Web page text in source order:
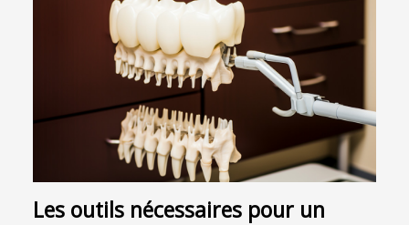
Les outils nécessaires pour un